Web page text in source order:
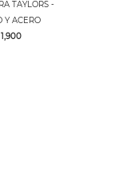
TAYLORS -
Y ACERO